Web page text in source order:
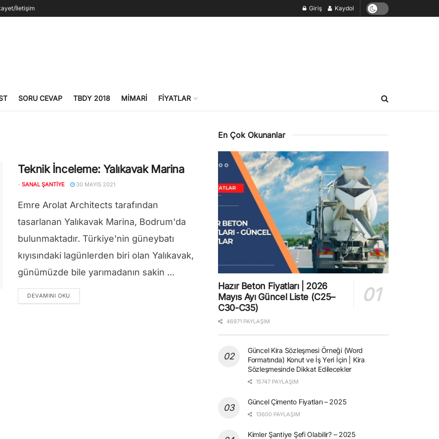
İletişim Giriş Kaydol
SORU CEVAP TBDY 2018 MIMARI FIYATLAR
Teknik İnceleme: Yalıkavak Marina
- SANAL ŞANTIYE 30 MAYIS 2021
Emre Arolat Architects tarafından
tasarlanan Yalıkavak Marina, Bodrum'da
bulunmaktadır. Türkiye'nin güneybatı
kıyısındaki lagünlerden biri olan Yalıkavak,
günümüzde bile yarımadanın sakin ...
DEVAMINI OKUDETAILS
En Çok Okunanlar
Hazır Beton Fiyatları | 2026
Mayıs Ayı Güncel Liste (C25–
C30-C35)
46971 PAYLAŞIM
Güncel Kira Sözleşmesi Örneği (Word
Formatında) Konut ve İş Yeri İçin | Kira
Sözleşmesinde Dikkat Edilecekler
15747 PAYLAŞIM
Güncel Çimento Fiyatları – 2025
13600 PAYLAŞIM
Kimler Şantiye Şefi Olabilir? – 2025